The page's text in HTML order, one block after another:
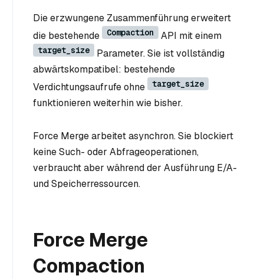
Die erzwungene Zusammenführung erweitert
die bestehende
Compaction API mit einem
target_size
Parameter. Sie ist vollständig
abwärtskompatibel: bestehende
Verdichtungsaufrufe ohne
target_size
funktionieren weiterhin wie bisher.
Force Merge arbeitet asynchron. Sie blockiert
keine Such- oder Abfrageoperationen,
verbraucht aber während der Ausführung E/A-
und Speicherressourcen.
Force Merge
Compaction